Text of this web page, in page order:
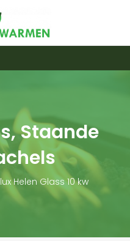
Staande
Helen Glass 10 kw